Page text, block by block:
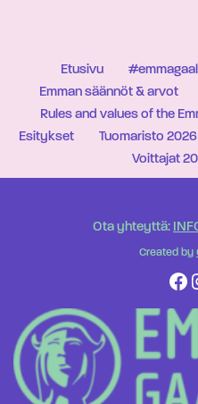
Etusivu
Emman säännöt & arvot
Rules and values of the
Esitykset
Tuomaristo 2026
Voittajat
Ota yhteyttä:
Created by